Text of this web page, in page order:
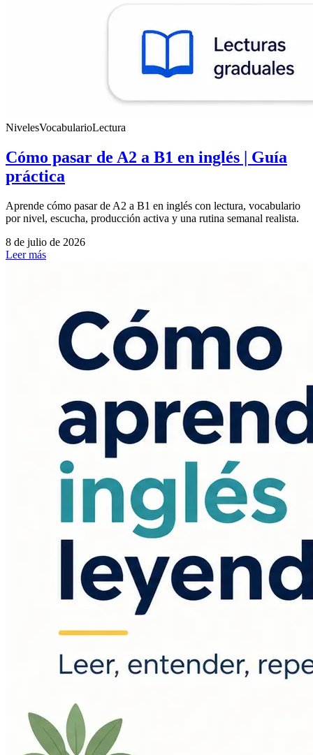
NivelesVocabularioLectura
Cómo pasar de A2 a B1 en inglés | Guía
práctica
Aprende cómo pasar de A2 a B1 en inglés con lectura, vocabulario
por nivel, escucha, producción activa y una rutina semanal realista.
8 de julio de 2026
Leer más